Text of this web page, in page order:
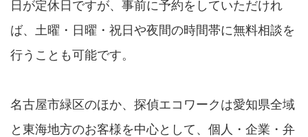
日が定休日ですが、事前に予約をしていただけれ
ば、土曜・日曜・祝日や夜間の時間帯に無料相談を
行うことも可能です。
名古屋市緑区のほか、探偵エコワークは愛知県全域
と東海地方のお客様を中心として、個人・企業・弁